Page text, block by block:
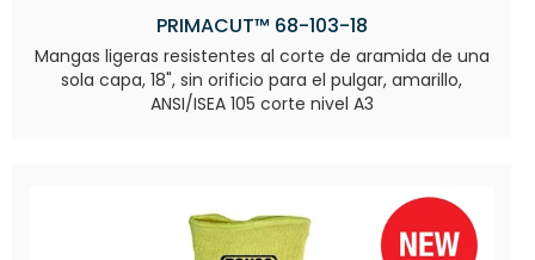
PRIMACUT™ 68-103-18
Mangas ligeras resistentes al corte de aramida de una
sola capa, 18", sin orificio para el pulgar, amarillo,
ANSI/ISEA 105 corte nivel A3